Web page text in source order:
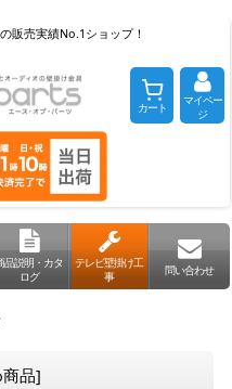
販売実績No.1ショップ！
カート
マイペー
ジ
品説明・カタ
ログ
テレビ壁掛け工
事
問い合わせ
品]